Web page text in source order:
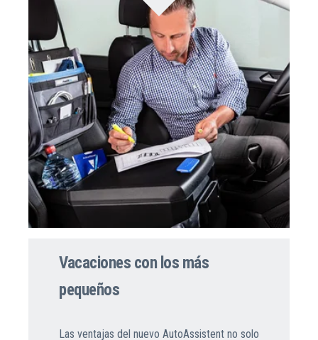
Vacaciones con los más
pequeños
Las ventajas del nuevo AutoAssistent no solo